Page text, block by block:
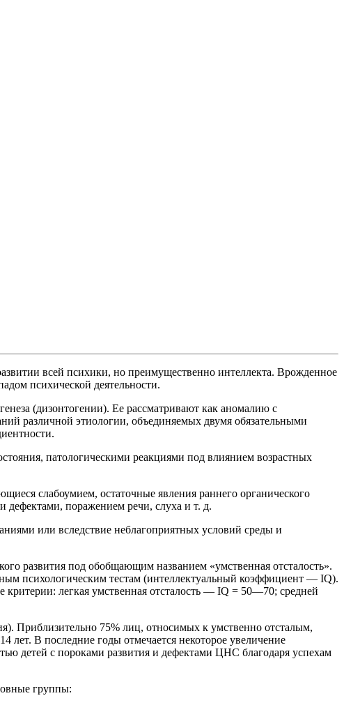
всей психики, но преимущественно интеллекта. Врожденное
психической деятельности.
(дизонтогении). Ее рассматривают как аномалию с
различной этиологии, объединяемых двумя обязательными
патологическими реакциями под влиянием возрастных
слабоумием, остаточные явления раннего органического
дефектами, поражением речи, слуха и т. д.
или вследствие неблагоприятных условий среды и
развития под обобщающим названием «умственная отсталость».
психологическим тестам (интеллектуальный коэффициент — IQ).
легкая умственная отсталость — IQ = 50—70; средней
Приблизительно 75% лиц, относимых к умственно отсталым,
лет. В последние годы отмечается некоторое увеличение
детей с пороками развития и дефектами ЦНС благодаря успехам
группы: